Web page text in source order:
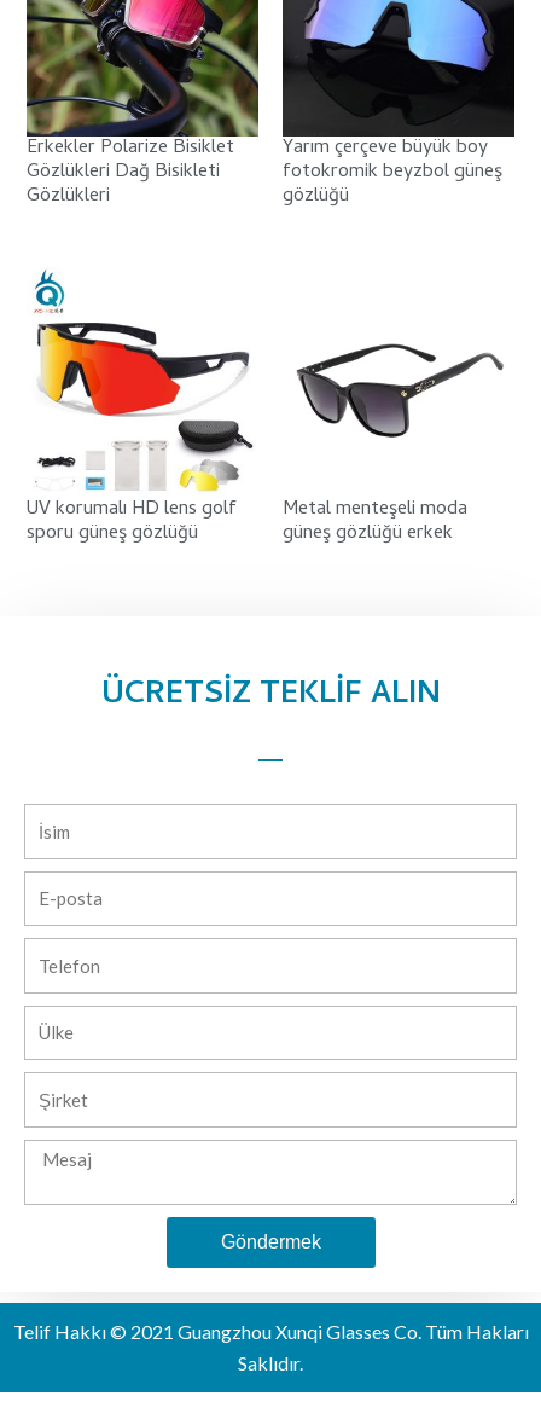
Erkekler Polarize Bisiklet
Gözlükleri Dağ Bisikleti
Gözlükleri
Yarım çerçeve büyük boy
fotokromik beyzbol güneş
gözlüğü
UV korumalı HD lens golf
sporu güneş gözlüğü
Metal menteşeli moda
güneş gözlüğü erkek
ÜCRETSİZ TEKLİF ALIN
İsim
posta
Ülke
Mesaj
Göndermek
Telif Hakkı © 2021 Guangzhou Xunqi Glasses Co. Tüm Hakları
Saklıdır.